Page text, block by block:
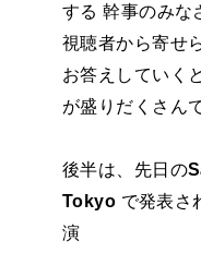
する 幹事のみな
視聴者から寄せ
お答えしていく
が盛りだくさん
後半は、先日の
Tokyo で発表さ
演